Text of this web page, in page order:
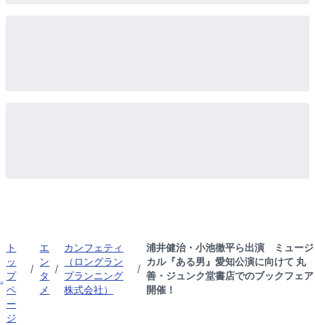
ト
ッ
プ
ペ
ー
ジ
/
エ
ン
タ
メ
/
カンフェティ
（ロングラン
プランニング
株式会社）
/
浦井健治・小池徹平ら出演 ミュージ
カル『ある男』愛知公演に向けて 丸
善・ジュンク堂書店でのブックフェア
開催！